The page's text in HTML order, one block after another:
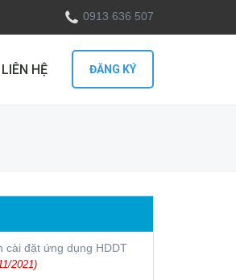
0913 636 507
LIÊN HỆ ĐĂNG KÝ
cài đặt ứng dụng HDDT
2021)